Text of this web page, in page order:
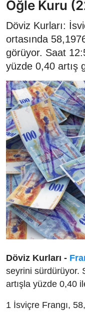
Öğle Kuru
Döviz Kurları:
ortasında
görüyor. Saat
yüzde 0,40 artış
Döviz Kurları -
seyrini sürdürüyor.
artışla yüzde 0,40
1 İsviçre Frangı,